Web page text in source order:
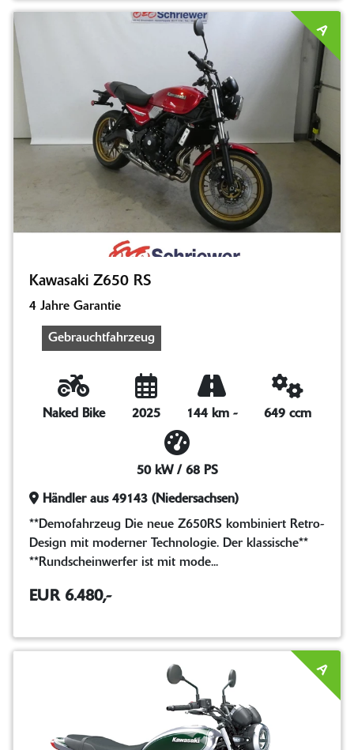
Kawasaki Z650 RS
4 Jahre Garantie
Gebrauchtfahrzeug
Naked Bike 2025 144 km - 649 ccm
50 kW / 68 PS
Händler aus 49143 (Niedersachsen)
**Demofahrzeug Die neue Z650RS kombiniert Retro-
Design mit moderner Technologie. Der klassische**
**Rundscheinwerfer ist mit mode...
EUR 6.480,-
A
A